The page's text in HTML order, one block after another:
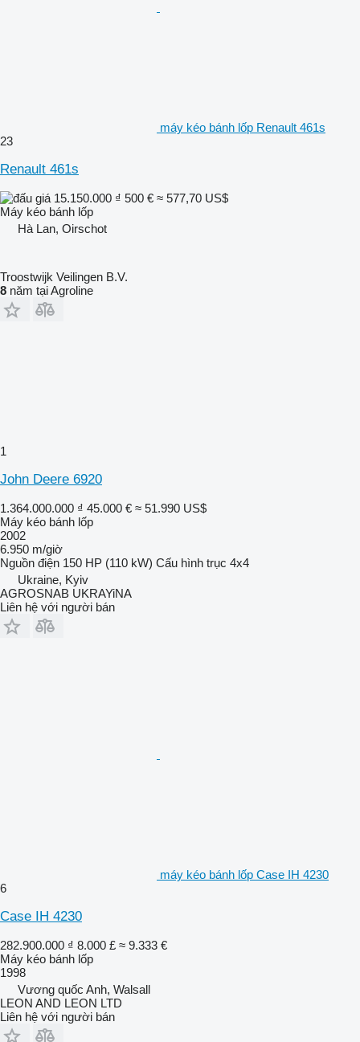
máy kéo bánh lốp Renault 461s
23
Renault 461s
15.150.000 ₫ 500 € ≈ 577,70 US$
Máy kéo bánh lốp
Hà Lan, Oirschot
Troostwijk Veilingen B.V.
8 năm tại Agroline
1
John Deere 6920
1.364.000.000 ₫ 45.000 € ≈ 51.990 US$
Máy kéo bánh lốp
2002
6.950 m/giờ
Nguồn điện 150 HP (110 kW) Cấu hình trục 4x4
Ukraine, Kyiv
AGROSNAB UKRAYiNA
Liên hệ với người bán
máy kéo bánh lốp Case IH 4230
6
Case IH 4230
282.900.000 ₫ 8.000 £ ≈ 9.333 €
Máy kéo bánh lốp
1998
Vương quốc Anh, Walsall
LEON AND LEON LTD
Liên hệ với người bán